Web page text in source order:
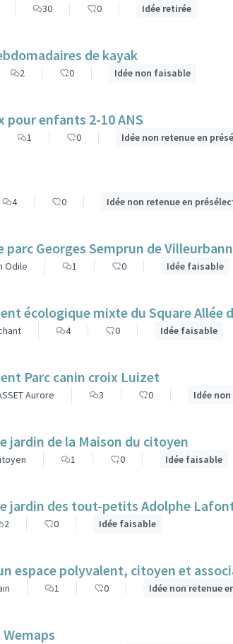
30 0 Idée retirée
de kayak
2 0 Idée non faisable
Jeux pour enfants 2-10 ANS
1 0 Idée non retenue en
4 0 Idée non retenue en
parc Georges Semprun de
Odile 1 0 Idée faisable
écologique mixte du Square Allée
4 0 Idée faisable
Parc canin croix Luizet
Aurore 3 0 Idée
jardin de la Maison du citoyen
1 0 Idée faisable
jardin des tout-petits Adolphe
2 0 Idée faisable
espace polyvalent, citoyen et
1 0 Idée non retenue